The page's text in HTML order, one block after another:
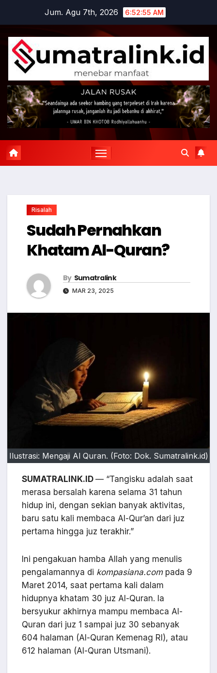
content
Jum. Agu 7th, 2026 6:52:56 AM
Risalah
Sudah Pernahkan
Khatam Al-Quran?
By Sumatralink
MAR 23, 2025
Ilustrasi: Mengaji Al Quran. (Foto: Dok. Sumatralink.id)
SUMATRALINK.ID — “Tangisku adalah saat
merasa bersalah karena selama 31 tahun
hidup ini, dengan sekian banyak aktivitas,
baru satu kali membaca Al-Qur’an dari juz
pertama hingga juz terakhir.”
Ini pengakuan hamba Allah yang menulis
pengalamannya di kompasiana.compada 9
Maret 2014, saat pertama kali dalam
hidupnya khatam 30 juz Al-Quran. Ia
bersyukur akhirnya mampu membaca Al-
Quran dari juz 1 sampai juz 30 sebanyak
604 halaman (Al-Quran Kemenag RI), atau
612 halaman (Al-Quran Utsmani).